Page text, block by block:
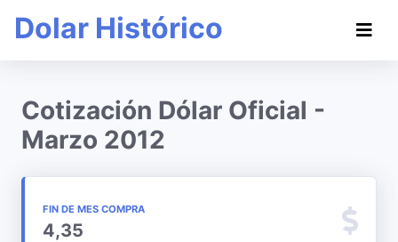
Dolar Histórico
Cotización Dólar Oficial -
Marzo 2012
FIN DE MES COMPRA
4,35